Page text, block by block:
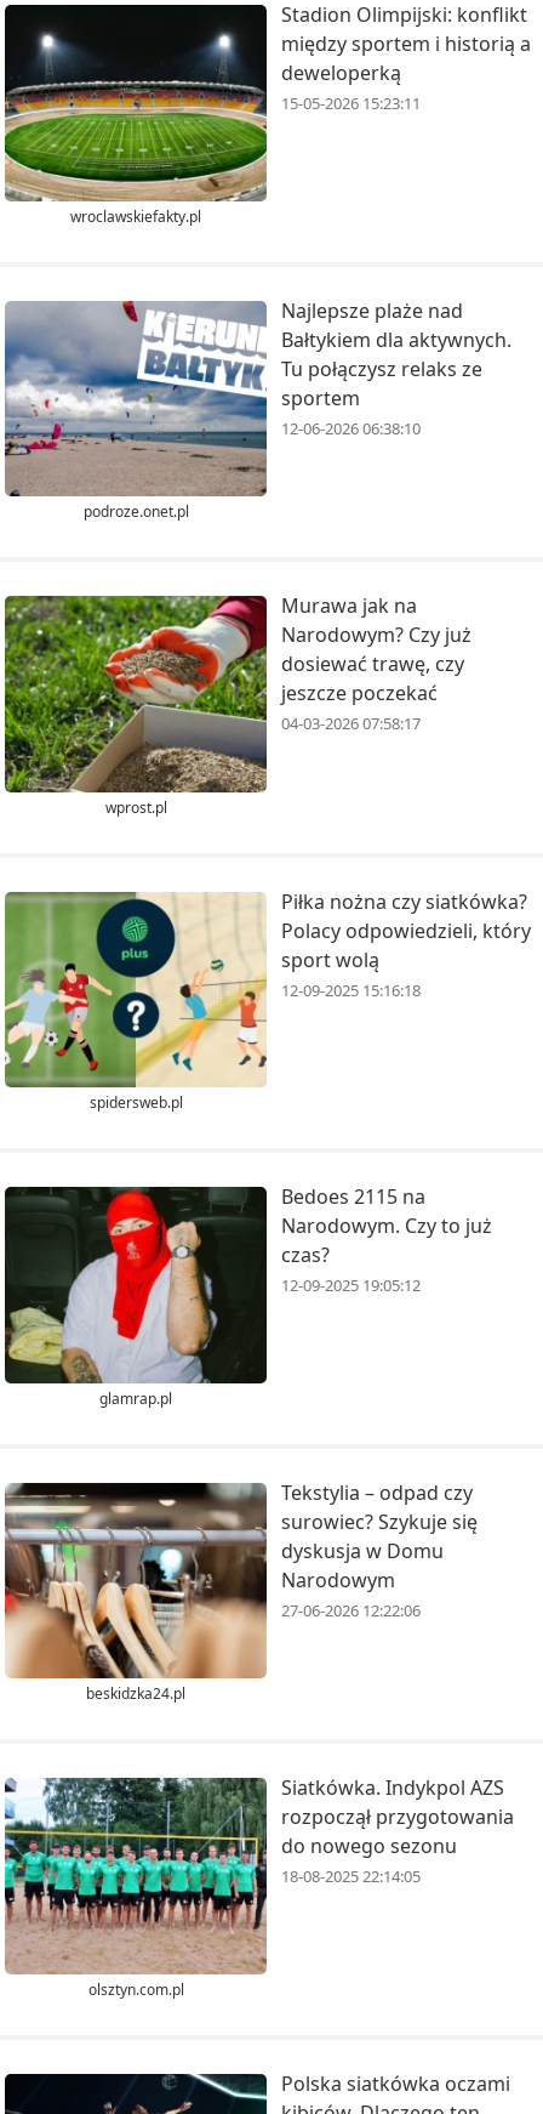
wroclawskiefakty.pl
Stadion Olimpijski: konflikt
między sportem i historią a
deweloperką
15-05-2026 15:23:11
podroze.onet.pl
Najlepsze plaże nad
Bałtykiem dla aktywnych.
Tu połączysz relaks ze
sportem
12-06-2026 06:38:10
wprost.pl
Murawa jak na
Narodowym? Czy już
dosiewać trawę, czy
jeszcze poczekać
04-03-2026 07:58:17
spidersweb.pl
Piłka nożna czy siatkówka?
Polacy odpowiedzieli, który
sport wolą
12-09-2025 15:16:18
glamrap.pl
Bedoes 2115 na
Narodowym. Czy to już
czas?
12-09-2025 19:05:12
beskidzka24.pl
Tekstylia – odpad czy
surowiec? Szykuje się
dyskusja w Domu
Narodowym
27-06-2026 12:22:06
olsztyn.com.pl
Siatkówka. Indykpol AZS
rozpoczął przygotowania
do nowego sezonu
18-08-2025 22:14:05
Polska siatkówka oczami